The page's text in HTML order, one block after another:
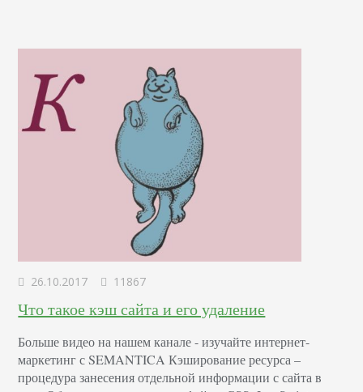
26.10.2017 11867
Что такое кэш сайта и его удаление
Больше видео на нашем канале - изучайте интернет-
маркетинг с SEMANTICA Кэширование ресурса –
процедура занесения отдельной информации с сайта в